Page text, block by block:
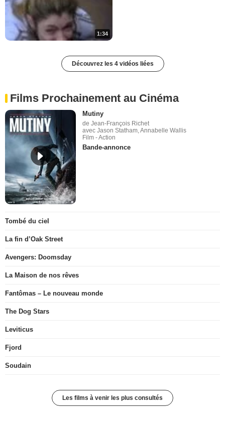
1:34
Découvrez les 4 vidéos liées
Films Prochainement au Cinéma
Mutiny
de Jean-François Richet
avec Jason Statham, Annabelle Wallis
Film - Action
Bande-annonce
Tombé du ciel
La fin d’Oak Street
Avengers: Doomsday
La Maison de nos rêves
Fantômas – Le nouveau monde
The Dog Stars
Leviticus
Fjord
Soudain
Les films à venir les plus consultés